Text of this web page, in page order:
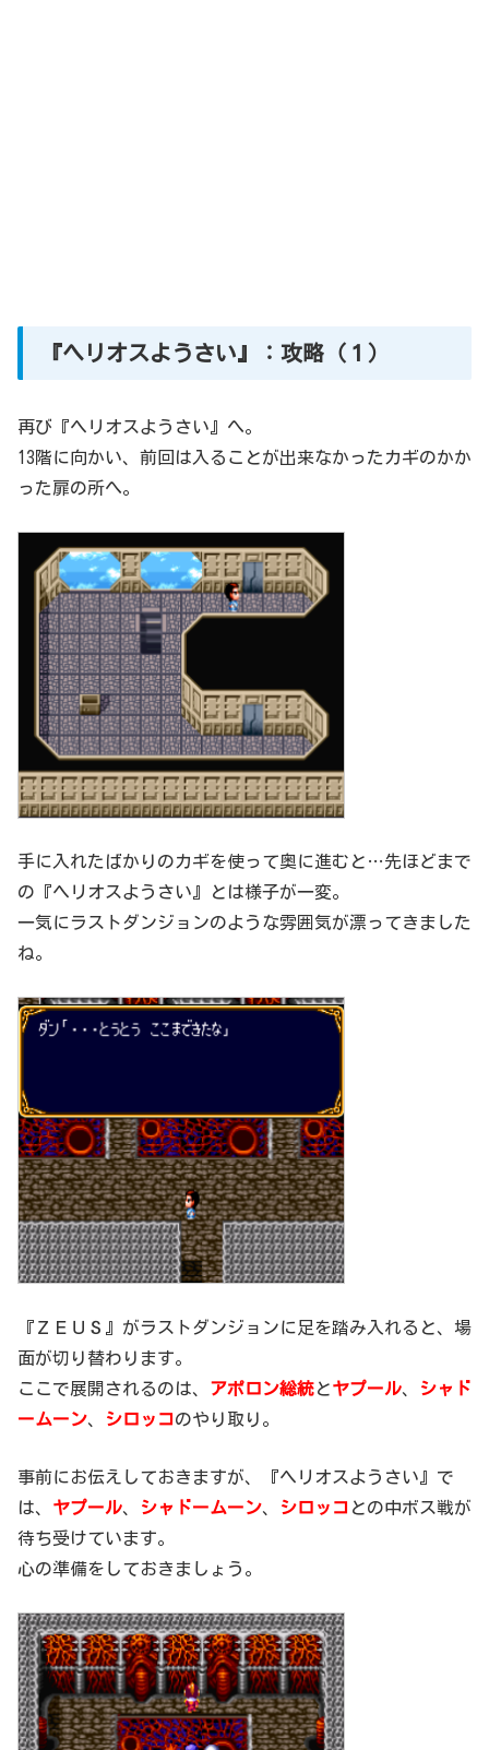
『ヘリオスようさい』：攻略（１）
再び『ヘリオスようさい』へ。
13階に向かい、前回は入ることが出来なかったカギのかか
った扉の所へ。
手に入れたばかりのカギを使って奥に進むと…先ほどまで
の『ヘリオスようさい』とは様子が一変。
一気にラストダンジョンのような雰囲気が漂ってきました
ね。
『ＺＥＵＳ』がラストダンジョンに足を踏み入れると、場
面が切り替わります。
ここで展開されるのは、 アポロン総統とヤプール、
シャド
ームーン、 シロッコのやり取り。
事前にお伝えしておきますが、『ヘリオスようさい』で
は、 ヤプール、 シャドームーン、 シロッコ との中ボス戦が
待ち受けています。
心の準備をしておきましょう。